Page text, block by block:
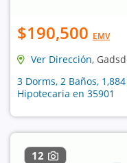
$190,500 EMV
Ver Dirección,
3 Dorms, 2 Baños,
Hipotecaria en 35901
12